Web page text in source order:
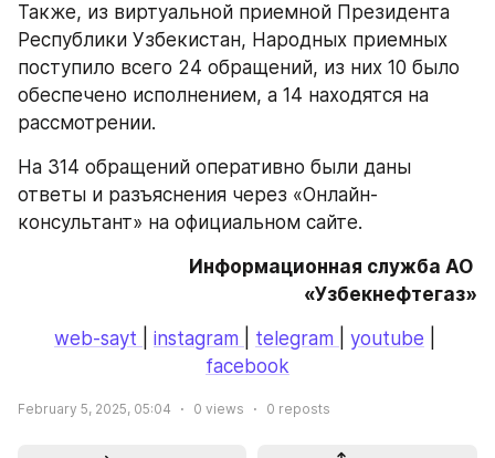
Также, из виртуальной приемной Президента
Республики Узбекистан, Народных приемных
поступило всего 24 обращений, из них 10 было
обеспечено исполнением, а 14 находятся на
рассмотрении.
На 314 обращений оперативно были даны
ответы и разъяснения через «Онлайн-
консультант» на официальном сайте.
Информационная служба АО
«Узбекнефтегаз»
web-sayt
instagram telegram youtube
facebook
February 5, 2025, 05:04 0 views 0 reposts